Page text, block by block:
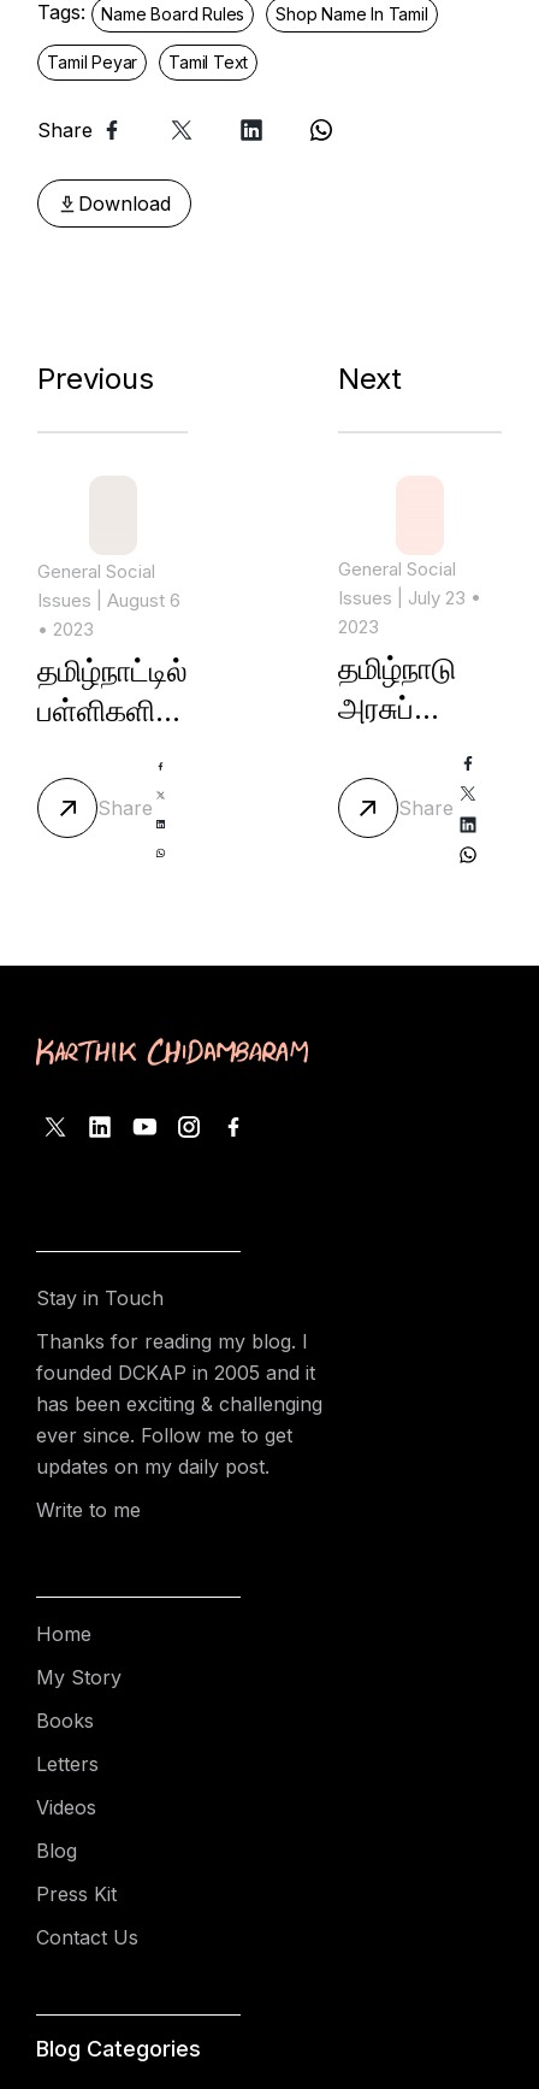
Tags: Name Board Rules Shop Name In Tamil
Tamil Peyar Tamil Text
Share
Download
Previous
General Social
Issues
| August 6
• 2023
தமிழ்நாட்டில்
பள்ளிகளின்
Share
Next
General Social
Issues
| July 23 •
2023
தமிழ்நாடு
அரசுப்
பணியாளர்
தேர்வாணயம்
(T.N.P.S.C)
Share
Stay in Touch
Thanks for reading my blog. I
founded DCKAP in 2005 and it
has been exciting & challenging
ever since. Follow me to get
updates on my daily post.
Write to me
Home
My Story
Books
Letters
Videos
Blog
Press Kit
Contact Us
Blog Categories